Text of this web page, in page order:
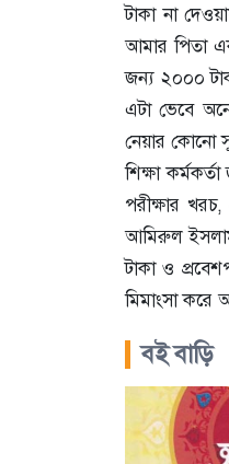
টাকা না
আমার পিতা
জন্য ২০০০
এটা ভেবে
নেয়ার কোনো
শিক্ষা
পরীক্ষার
আমিরুল ইসলাম
টাকা ও
মিমাংসা করে
বই বাড়ি